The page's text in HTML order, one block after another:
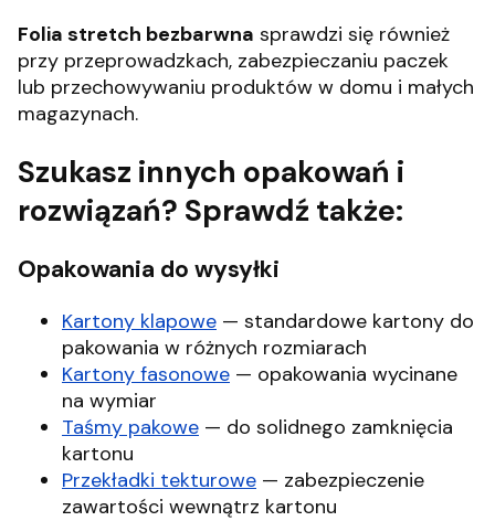
Folia stretch bezbarwna sprawdzi się również
przy przeprowadzkach, zabezpieczaniu paczek
lub przechowywaniu produktów w domu i małych
magazynach.
Szukasz innych opakowań i
rozwiązań? Sprawdź także:
Opakowania do wysyłki
Kartony klapowe — standardowe kartony do
pakowania w różnych rozmiarach
Kartony fasonowe — opakowania wycinane
na wymiar
Taśmy pakowe — do solidnego zamknięcia
kartonu
Przekładki tekturowe — zabezpieczenie
zawartości wewnątrz kartonu